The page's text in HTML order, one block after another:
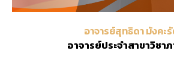
อาจารย์สุทธิดา มังคะ
อาจารย์ประจำสาขาวิชา